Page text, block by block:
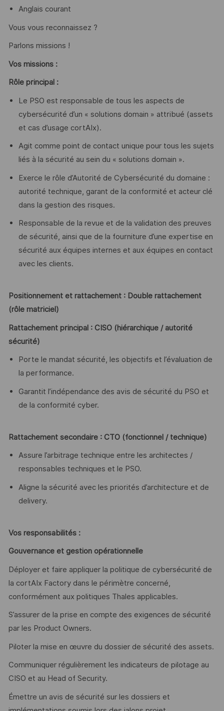
Anglais courant
Vous vous reconnaissez ?
Parlons missions !
Vos missions :
Rôle principal :
Le PSO est responsable de tous les aspects de
cybersécurité d’un « solutions domain » attribué (assets
et cas d’usage cortAIx).
Agit comme point de contact unique pour tous les sujets
liés à la sécurité au sein du « solutions domain ».
Exerce le rôle d’Autorité de Cybersécurité du domaine :
autorité technique, garant de la conformité et acteur clé
dans la gestion des risques.
Responsable de la revue et de la validation des preuves
de sécurité, ainsi que de la fourniture d’une expertise en
sécurité aux équipes internes et aux équipes en contact
avec les clients.
Positionnement et rattachement : Double rattachement
(rôle matriciel)
Rattachement principal : CISO (hiérarchique / autorité
sécurité)
Porte le mandat sécurité, les objectifs et l’évaluation de
la performance.
Garantit l’indépendance des avis de sécurité du PSO et
de la conformité cyber.
Rattachement secondaire : CTO (fonctionnel / technique)
Assure l’arbitrage technique entre les architectes /
responsables techniques et le PSO.
Aligne la sécurité avec les priorités d’architecture et de
delivery.
Vos responsabilités :
Gouvernance et gestion opérationnelle
Déployer et faire appliquer la politique de cybersécurité de
la cortAIx Factory dans le périmètre concerné,
conformément aux politiques Thales applicables.
S’assurer de la prise en compte des exigences de sécurité
par les Product Owners.
Piloter la mise en œuvre du dossier de sécurité des assets.
Communiquer régulièrement les indicateurs de pilotage au
CISO et au Head of Security.
Émettre un avis de sécurité sur les dossiers et